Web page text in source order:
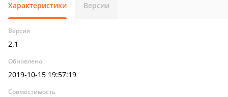
Характеристики Версии
Версия
2.1
Обновлено
2019-10-15 19:57:19
Совместимость